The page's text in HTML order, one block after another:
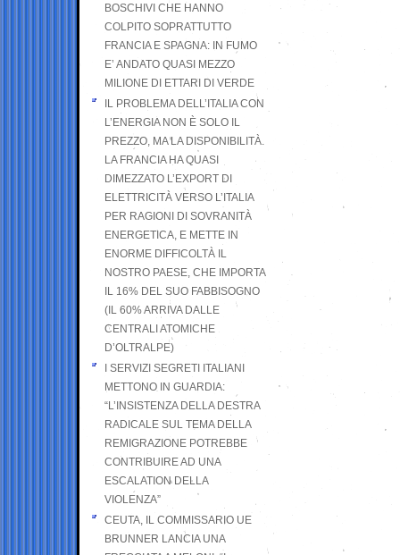
BOSCHIVI CHE HANNO
COLPITO SOPRATTUTTO
FRANCIA E SPAGNA: IN FUMO
E’ ANDATO QUASI MEZZO
MILIONE DI ETTARI DI VERDE
IL PROBLEMA DELL’ITALIA CON
L’ENERGIA NON È SOLO IL
PREZZO, MA LA DISPONIBILITÀ.
LA FRANCIA HA QUASI
DIMEZZATO L’EXPORT DI
ELETTRICITÀ VERSO L’ITALIA
PER RAGIONI DI SOVRANITÀ
ENERGETICA, E METTE IN
ENORME DIFFICOLTÀ IL
NOSTRO PAESE, CHE IMPORTA
IL 16% DEL SUO FABBISOGNO
(IL 60% ARRIVA DALLE
CENTRALI ATOMICHE
D’OLTRALPE)
I SERVIZI SEGRETI ITALIANI
METTONO IN GUARDIA:
“L’INSISTENZA DELLA DESTRA
RADICALE SUL TEMA DELLA
REMIGRAZIONE POTREBBE
CONTRIBUIRE AD UNA
ESCALATION DELLA
VIOLENZA”
CEUTA, IL COMMISSARIO UE
BRUNNER LANCIA UNA